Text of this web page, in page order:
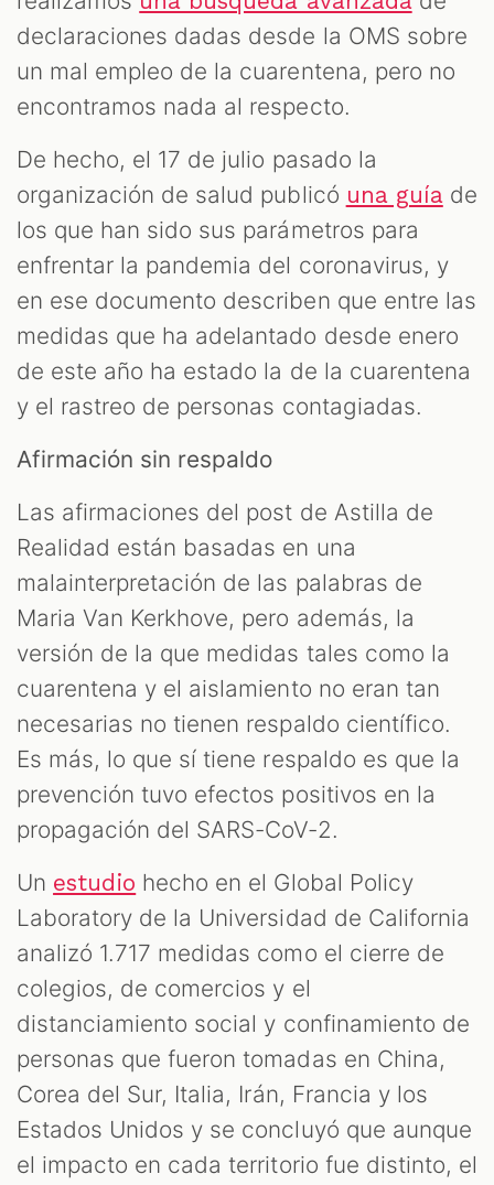
declaraciones dadas desde la OMS sobre
un mal empleo de la cuarentena, pero no
encontramos nada al respecto.
De hecho, el 17 de julio pasado la
organización de salud publicó una guíade
los que han sido sus parámetros para
enfrentar la pandemia del coronavirus, y
en ese documento describen que entre las
medidas que ha adelantado desde enero
de este año ha estado la de la cuarentena
y el rastreo de personas contagiadas.
Afirmación sin respaldo
Las afirmaciones del post de Astilla de
Realidad están basadas en una
malainterpretación de las palabras de
Maria Van Kerkhove, pero además, la
versión de la que medidas tales como la
cuarentena y el aislamiento no eran tan
necesarias no tienen respaldo científico.
Es más, lo que sí tiene respaldo es que la
prevención tuvo efectos positivos en la
propagación del SARS-CoV-2.
Un estudio hecho en el Global Policy
Laboratory de la Universidad de California
analizó 1.717 medidas como el cierre de
colegios, de comercios y el
distanciamiento social y confinamiento de
personas que fueron tomadas en China,
Corea del Sur, Italia, Irán, Francia y los
Estados Unidos y se concluyó que aunque
el impacto en cada territorio fue distinto, el